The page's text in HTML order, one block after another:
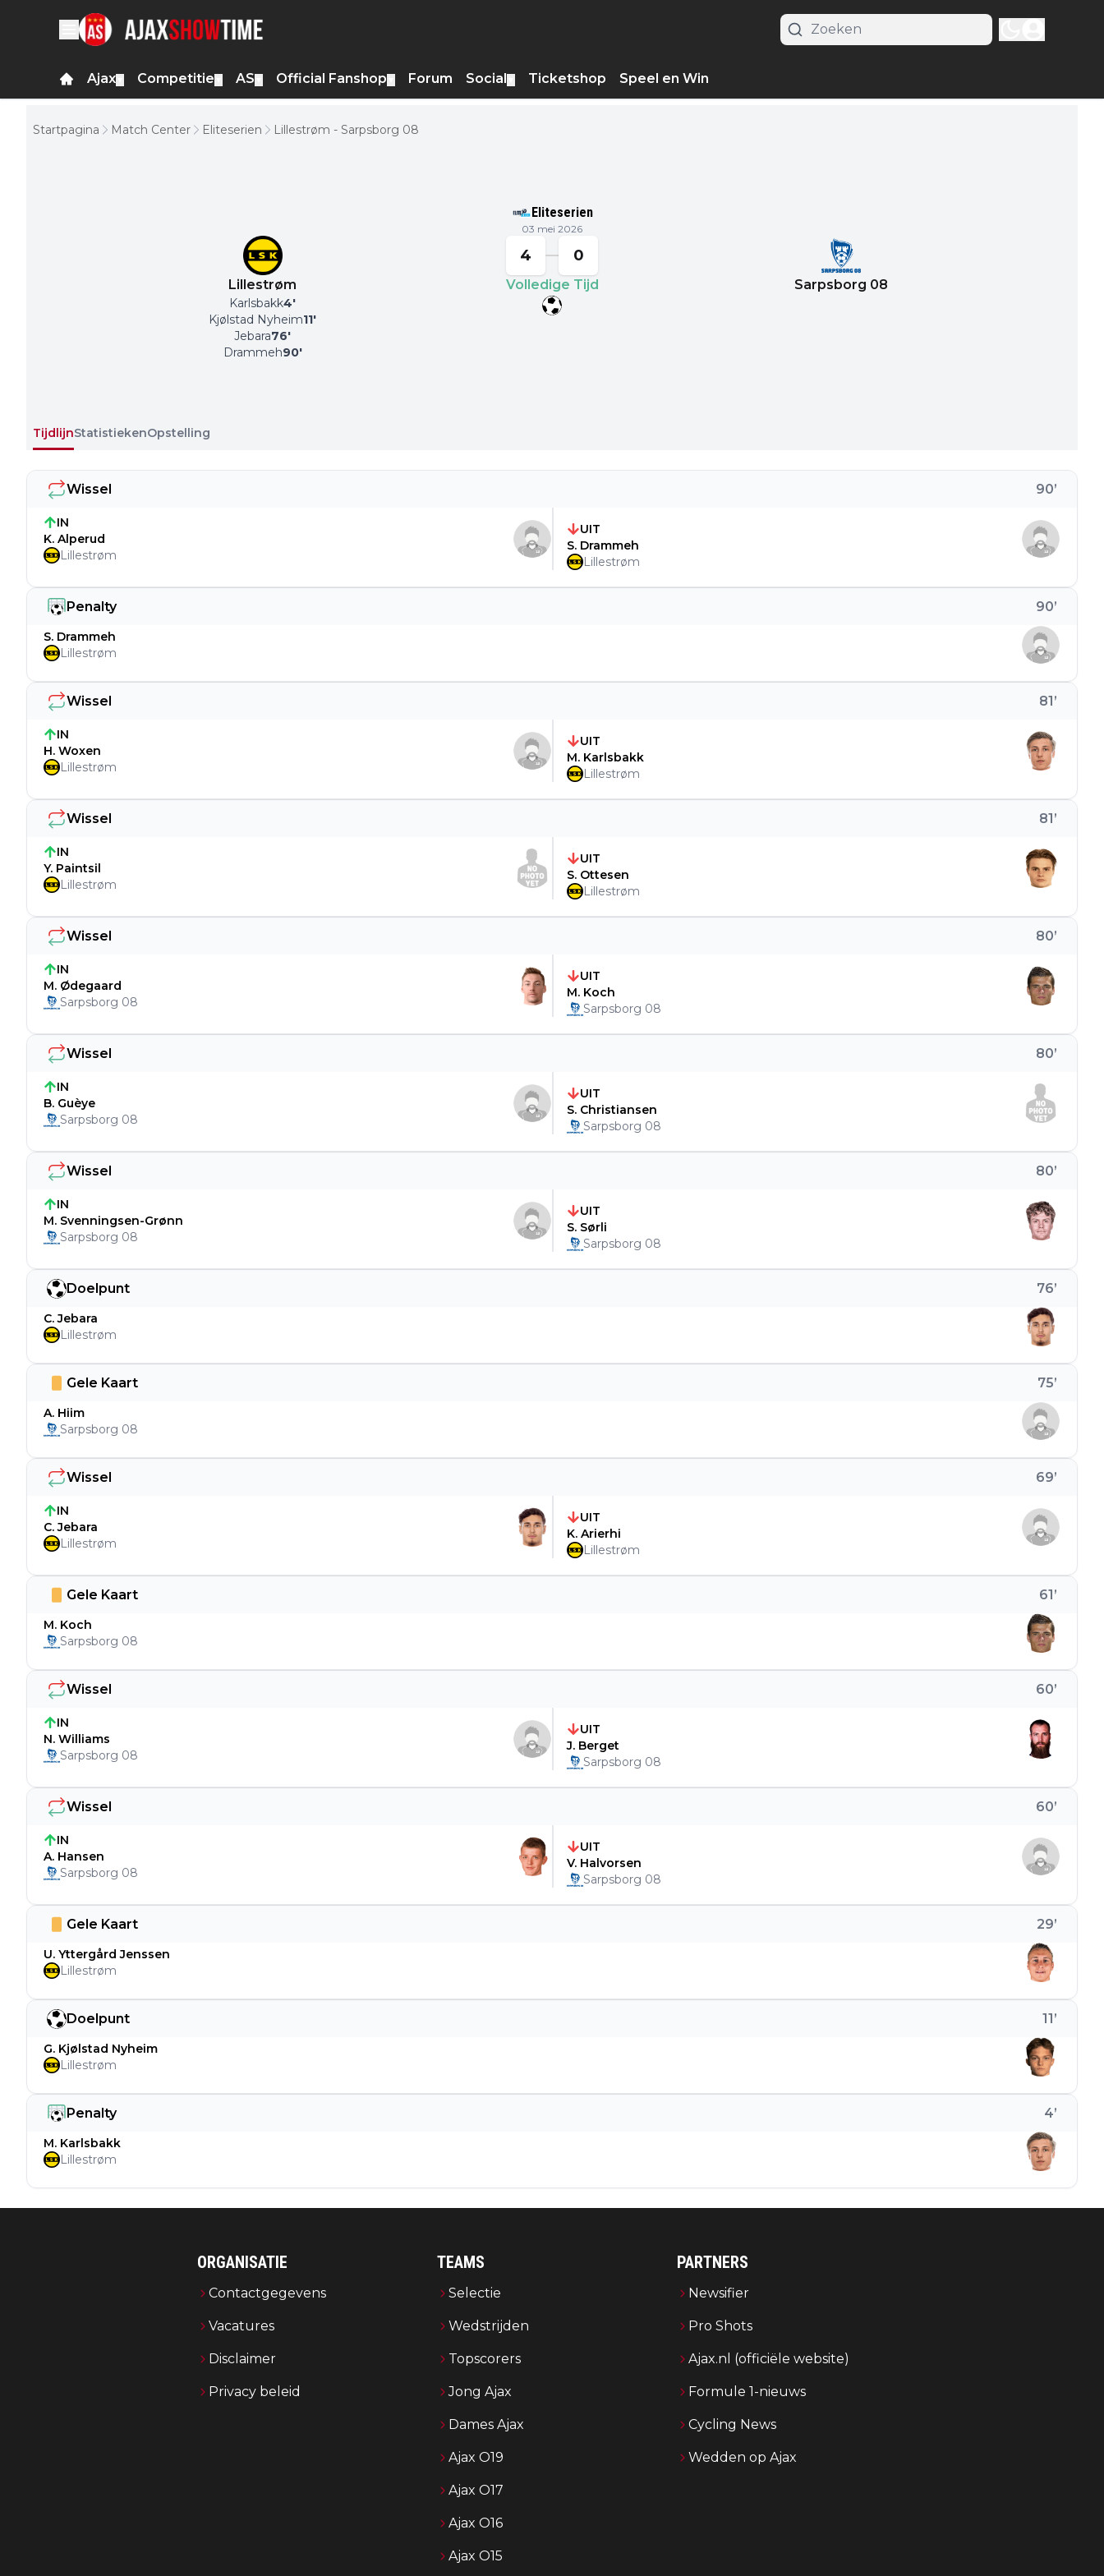
Ajax Competitie AS Official Fanshop Forum Social Ticketshop Speel en Win
Startpagina Match Center Eliteserien Lillestrøm - Sarpsborg 08
Eliteserien
03 mei 2026
Lillestrøm
Karlsbakk4'
Kjølstad Nyheim11'
Jebara76'
Drammeh90'
4 0
Volledige Tijd Sarpsborg 08
TijdlijnStatistiekenOpstelling
Penalty 4’
M. Karlsbakk
Lillestrøm
Doelpunt 11’
G. Kjølstad Nyheim
Lillestrøm
Gele Kaart 29’
U. Yttergård Jenssen
Lillestrøm
Wissel 60’
IN
A. Hansen
Sarpsborg 08
UIT
V. Halvorsen
Sarpsborg 08
Wissel 60’
IN
N. Williams
Sarpsborg 08
UIT
J. Berget
Sarpsborg 08
Gele Kaart 61’
M. Koch
Sarpsborg 08
Wissel 69’
IN
C. Jebara
Lillestrøm
UIT
K. Arierhi
Lillestrøm
Gele Kaart 75’
A. Hiim
Sarpsborg 08
Doelpunt 76’
C. Jebara
Lillestrøm
Wissel 80’
IN
M. Svenningsen-Grønn
Sarpsborg 08
UIT
S. Sørli
Sarpsborg 08
Wissel 80’
IN
B. Guèye
Sarpsborg 08
UIT
S. Christiansen
Sarpsborg 08
Wissel 80’
IN
M. Ødegaard
Sarpsborg 08
UIT
M. Koch
Sarpsborg 08
Wissel 81’
IN
Y. Paintsil
Lillestrøm
UIT
S. Ottesen
Lillestrøm
Wissel 81’
IN
H. Woxen
Lillestrøm
UIT
M. Karlsbakk
Lillestrøm
Penalty 90’
S. Drammeh
Lillestrøm
Wissel 90’
IN
K. Alperud
Lillestrøm
UIT
S. Drammeh
Lillestrøm
ORGANISATIE
Contactgegevens
Vacatures
Disclaimer
Privacy beleid
TEAMS
Selectie
Wedstrijden
Topscorers
Jong Ajax
Dames Ajax
Ajax O19
Ajax O17
Ajax O16
Ajax O15
PARTNERS
Newsifier
Pro Shots
Ajax.nl (officiële website)
Formule 1-nieuws
Cycling News
Wedden op Ajax